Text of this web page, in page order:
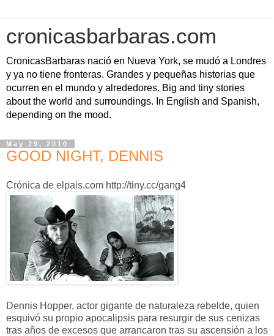
cronicasbarbaras.com
CronicasBarbaras nació en Nueva York, se mudó a Londres
y ya no tiene fronteras. Grandes y pequeñas historias que
ocurren en el mundo y alrededores. Big and tiny stories
about the world and surroundings. In English and Spanish,
depending on the mood.
May 29, 2010
GOOD NIGHT, DENNIS
Crónica de elpais.com http://tiny.cc/gang4
Dennis Hopper, actor gigante de naturaleza rebelde, quien
esquivó su propio apocalipsis para resurgir de sus cenizas
tras años de excesos que arrancaron tras su ascensión a los